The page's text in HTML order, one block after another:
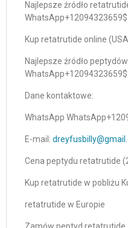
Najlepsze źródło
WhatsApp+12094323659$
Kup retatrutide online
Najlepsze źródło
WhatsApp+12094323659$
Dane kontaktowe:
WhatsApp
E-mail:
Cena peptydu retatrutide
Kup retatrutide w pobliżu
retatrutide w Europie